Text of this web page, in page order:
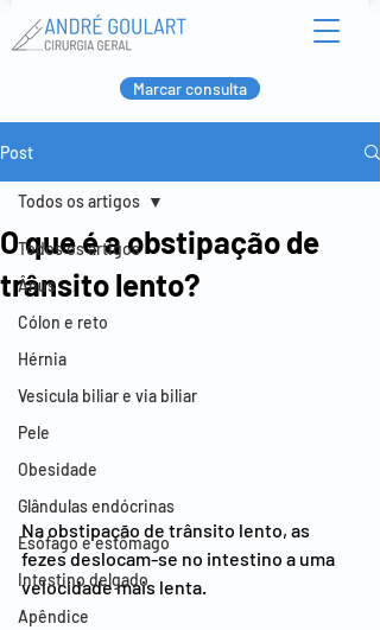
Marcar consulta
Post
Todos os artigos
Ânus
Cólon e reto
Hérnia
Vesicula biliar e via biliar
Pele
Obesidade
Glândulas endócrinas
Esófago e estômago
Intestino delgado
Apêndice
Todos os artigos
O que é a obstipação de
trânsito lento?
Na obstipação de trânsito lento, as
fezes deslocam-se no intestino a uma
velocidade mais lenta.